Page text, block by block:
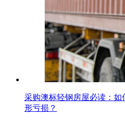
采购澳标轻钢房屋必读：如
形亏损？